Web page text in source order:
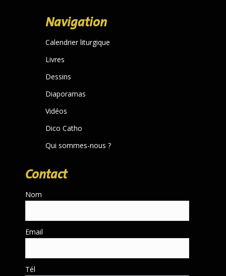
opens
window
Navigation
Calendrier liturgique
Livres
Dessins
Diaporamas
Vidéos
Dico Catho
Qui sommes-nous ?
Contact
Nom
Email
Tél